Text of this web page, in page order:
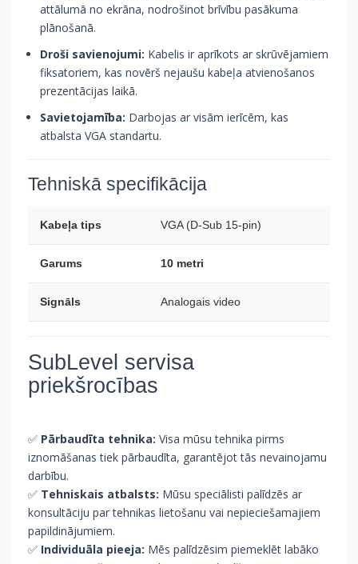
attālumā no ekrāna, nodrošinot brīvību pasākuma
plānošanā.
Droši savienojumi: Kabelis ir aprīkots ar skrūvējamiem
fiksatoriem, kas novērš nejaušu kabeļa atvienošanos
prezentācijas laikā.
Savietojamība: Darbojas ar visām ierīcēm, kas
atbalsta VGA standartu.
Tehniskā specifikācija
Kabeļa tips VGA (D-Sub 15-pin)
Garums 10 metri
Signāls Analogais video
SubLevel servisa
priekšrocības
✅ Pārbaudīta tehnika: Visa mūsu tehnika pirms
iznomāšanas tiek pārbaudīta, garantējot tās nevainojamu
darbību.
✅ Tehniskais atbalsts: Mūsu speciālisti palīdzēs ar
konsultāciju par tehnikas lietošanu vai nepieciešamajiem
papildinājumiem.
✅ Individuāla pieeja: Mēs palīdzēsim piemeklēt labāko